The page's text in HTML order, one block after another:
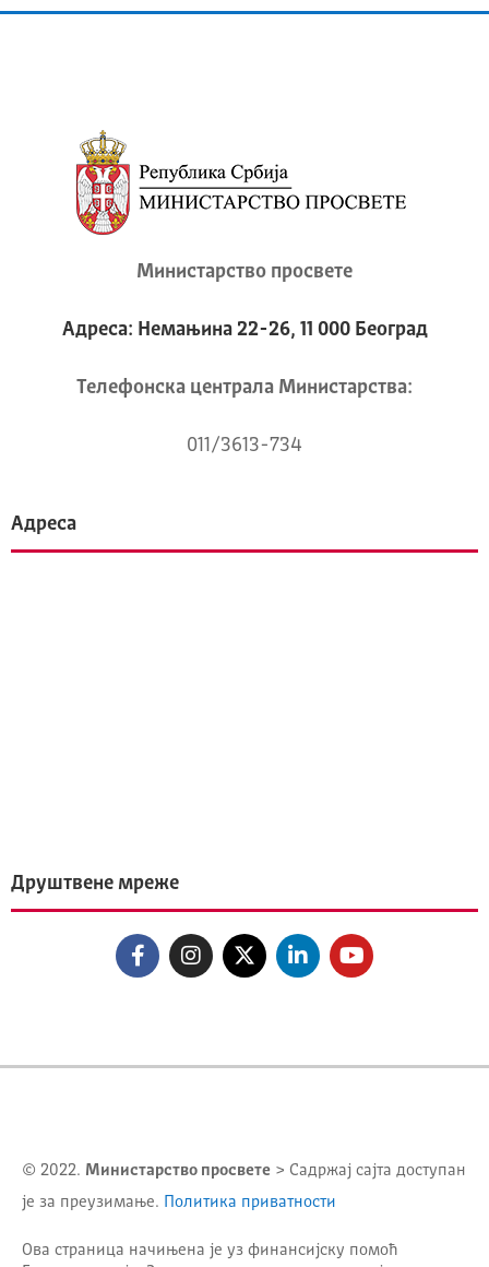
Министарство просвете
Адреса: Немањина 22-26, 11 000 Београд
Телeфонска централа Mинистарства:
011/3613-734
Адреса
Друштвене мреже
© 2022. Министарство просвете > Садржај сајта доступан
је за преузимање.
Политика приватности
Ова страница начињена је уз финансијску помоћ